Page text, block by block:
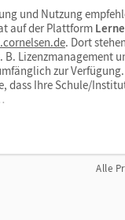
und Nutzung
auf der Plattform
. Dort
B. Lizenzmanagement
zur Verfügung.
dass Ihre Schule/
Alle